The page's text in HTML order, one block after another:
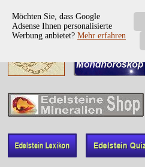
Möchten Sie, dass Google
Adsense Ihnen personalisierte
Werbung anbietet? Mehr erfahren